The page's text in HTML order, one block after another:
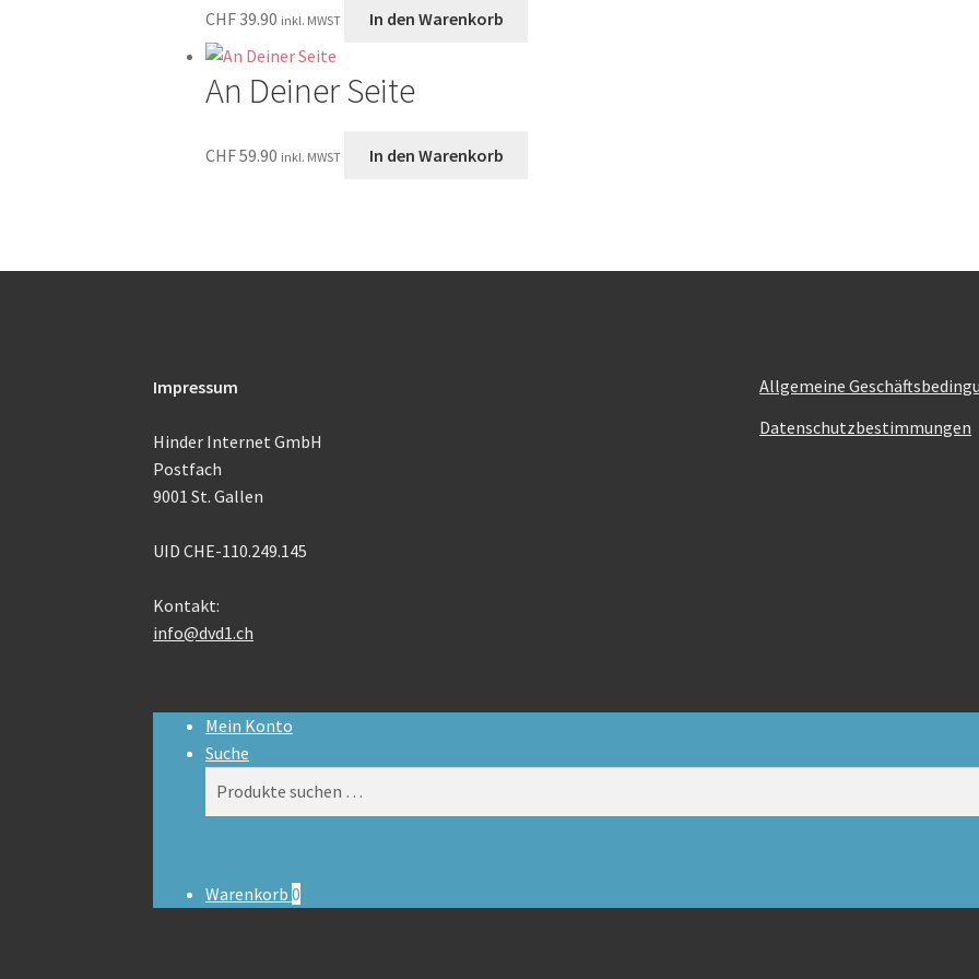
CHF39.90 inkl. MWST In den Warenkorb
An Deiner Seite
CHF59.90 inkl. MWST In den Warenkorb
Impressum
Hinder Internet GmbH
Postfach
9001 St. Gallen
UID CHE-110.249.145
Kontakt:
info@dvd1.ch
Allgemeine
Datenschutzbestimmungen
Mein Konto
Suche
Warenkorb0